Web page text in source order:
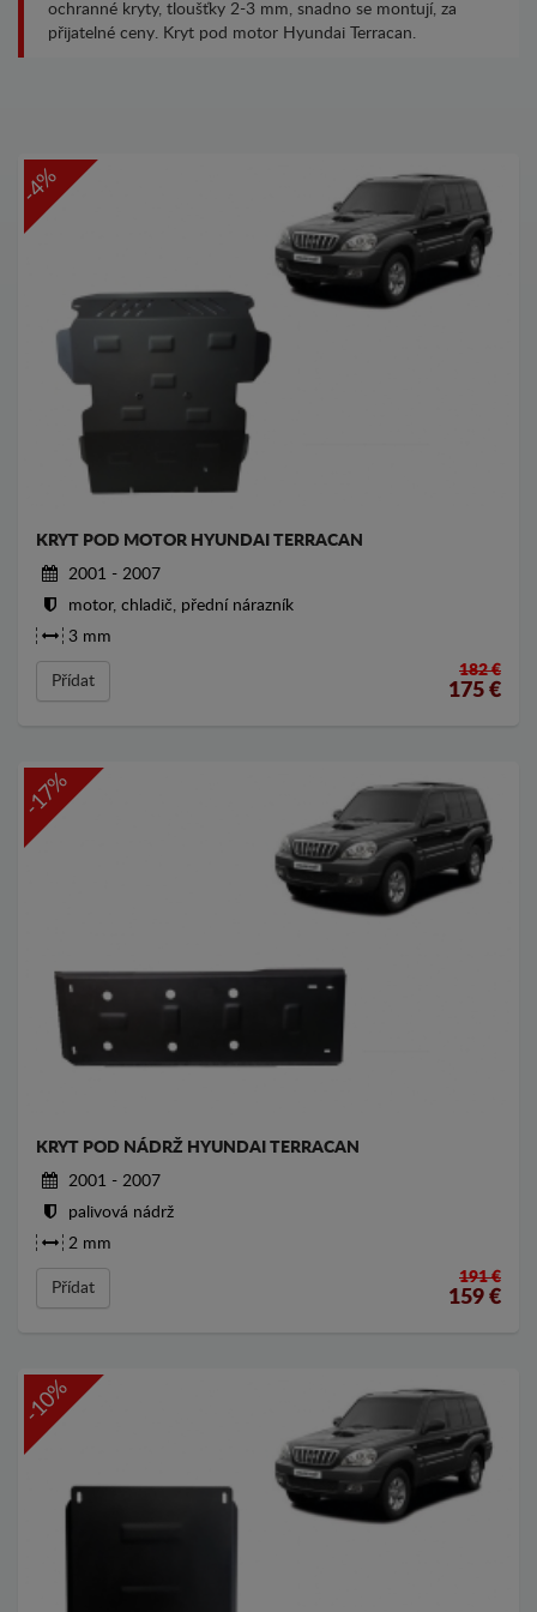
ochranné kryty, tloušťky 2-3 mm, snadno se montují, za
přijatelné ceny. Kryt pod motor Hyundai Terracan.
-4%
KRYT POD MOTOR HYUNDAI TERRACAN
2001 - 2007
motor, chladič, přední nárazník
3 mm
Přídat
182 €
175 €
-17%
KRYT POD NÁDRŽ HYUNDAI TERRACAN
2001 - 2007
palivová nádrž
2 mm
Přídat
191 €
159 €
-10%